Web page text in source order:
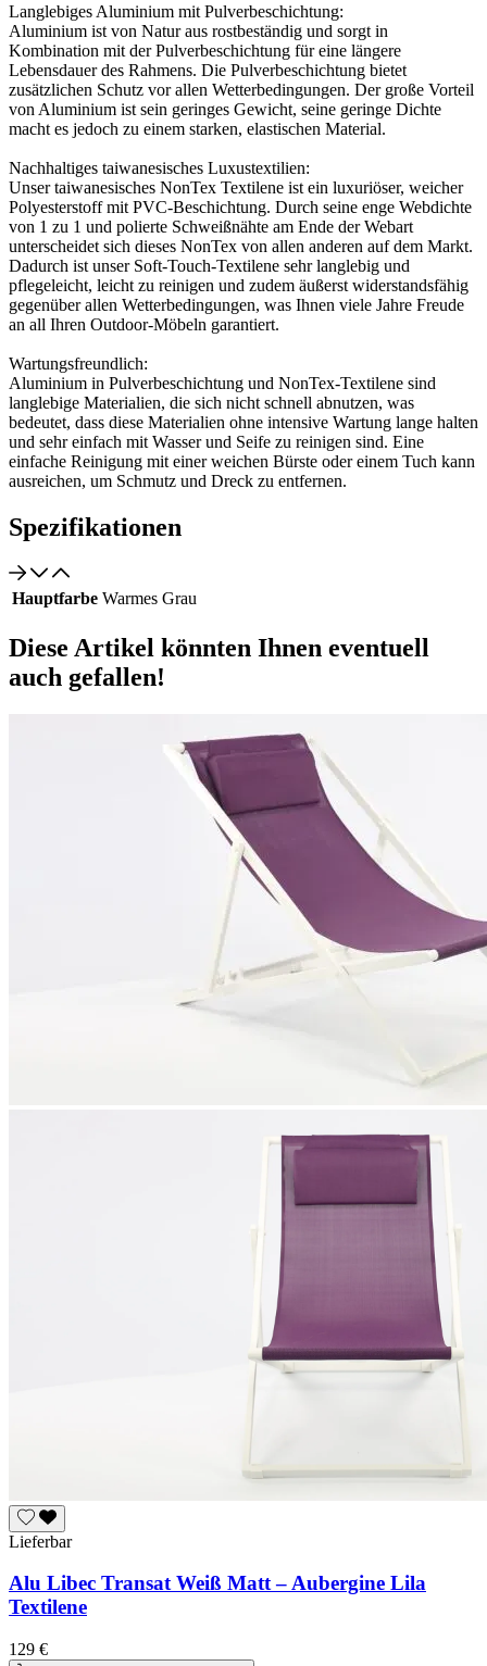
Langlebiges Aluminium mit Pulverbeschichtung:
Aluminium ist von Natur aus rostbeständig und sorgt in
Kombination mit der Pulverbeschichtung für eine längere
Lebensdauer des Rahmens. Die Pulverbeschichtung bietet
zusätzlichen Schutz vor allen Wetterbedingungen. Der große Vorteil
von Aluminium ist sein geringes Gewicht, seine geringe Dichte
macht es jedoch zu einem starken, elastischen Material.
Nachhaltiges taiwanesisches Luxustextilien:
Unser taiwanesisches NonTex Textilene ist ein luxuriöser, weicher
Polyesterstoff mit PVC-Beschichtung. Durch seine enge Webdichte
von 1 zu 1 und polierte Schweißnähte am Ende der Webart
unterscheidet sich dieses NonTex von allen anderen auf dem Markt.
Dadurch ist unser Soft-Touch-Textilene sehr langlebig und
pflegeleicht, leicht zu reinigen und zudem äußerst widerstandsfähig
gegenüber allen Wetterbedingungen, was Ihnen viele Jahre Freude
an all Ihren Outdoor-Möbeln garantiert.
Wartungsfreundlich:
Aluminium in Pulverbeschichtung und NonTex-Textilene sind
langlebige Materialien, die sich nicht schnell abnutzen, was
bedeutet, dass diese Materialien ohne intensive Wartung lange halten
und sehr einfach mit Wasser und Seife zu reinigen sind. Eine
einfache Reinigung mit einer weichen Bürste oder einem Tuch kann
ausreichen, um Schmutz und Dreck zu entfernen.
Spezifikationen
Hauptfarbe Warmes Grau
Diese Artikel könnten Ihnen eventuell
auch gefallen!
Lieferbar
Alu Libec Transat Weiß Matt – Aubergine Lila
Textilene
129 €